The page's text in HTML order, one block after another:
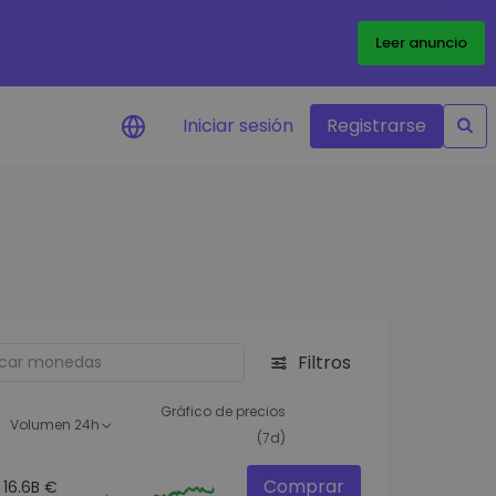
Leer anuncio
oportunidades de
inteligente para un
Iniciar sesión Registrarse
Filtros
Volumen 24h
Gráfico de precios
(7d)
16.6B € Comprar